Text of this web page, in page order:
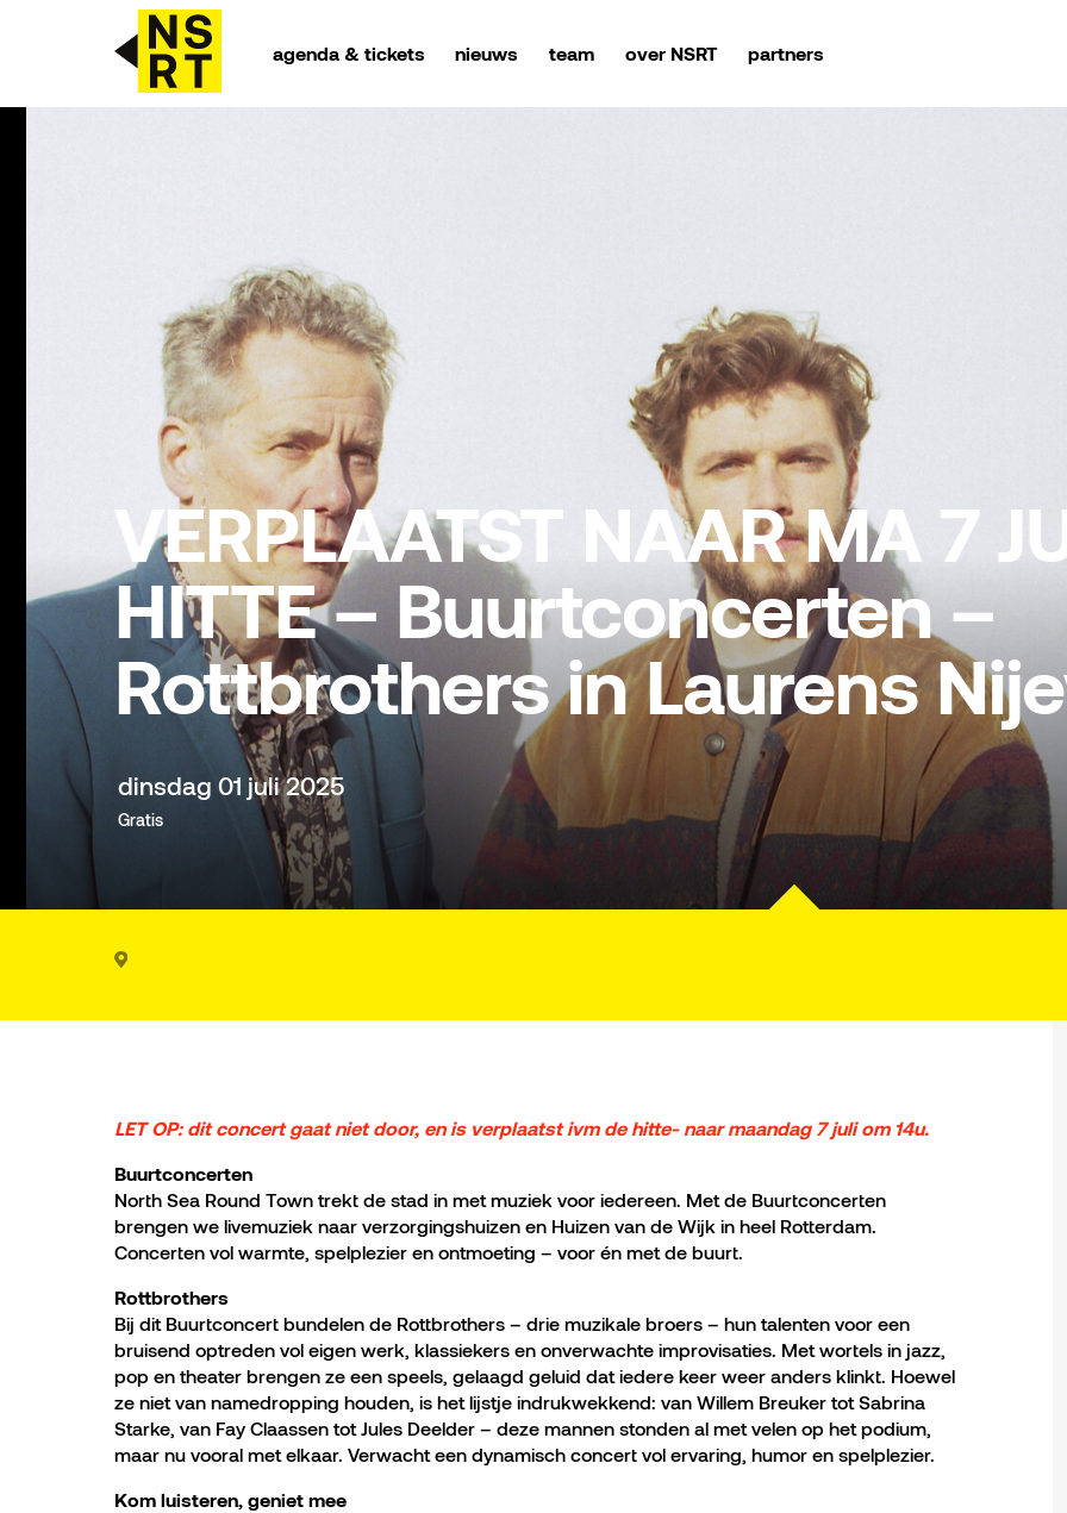
agenda & tickets nieuws team over NSRT partners
over NSRT
partners
VERPLAATST NAAR MA 7
HITTE – Buurtconcerten –
Rottbrothers in Laurens
dinsdag 01 juli 2025
Gratis
LET OP: dit concert gaat niet door, en is verplaatst ivm de hitte- naarmaandag 7 juli om 14u.
Buurtconcerten
North Sea Round Town trekt de stad in met muziek voor iedereen. Met de Buurtconcerten
brengen we livemuziek naar verzorgingshuizen en Huizen van de Wijk in heel Rotterdam.
Concerten vol warmte, spelplezier en ontmoeting – voor én met de buurt.
Rottbrothers
Bij dit Buurtconcert bundelen de Rottbrothers – drie muzikale broers – hun talenten voor een
bruisend optreden vol eigen werk, klassiekers en onverwachte improvisaties. Met wortels in jazz,
pop en theater brengen ze een speels, gelaagd geluid dat iedere keer weer anders klinkt. Hoewel
ze niet van namedropping houden, is het lijstje indrukwekkend: van Willem Breuker tot Sabrina
Starke, van Fay Claassen tot Jules Deelder – deze mannen stonden al met velen op het podium,
maar nu vooral met elkaar. Verwacht een dynamisch concert vol ervaring, humor en spelplezier.
Kom luisteren, geniet mee